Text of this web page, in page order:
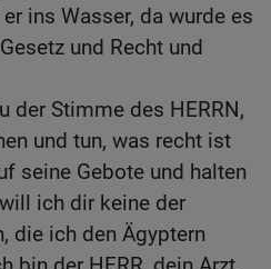
ins Wasser, da wurde es
und Recht und
der Stimme des HERRN,
und tun, was recht ist
seine Gebote und halten
ich dir keine der
die ich den Ägyptern